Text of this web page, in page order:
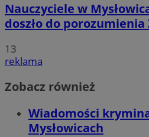
Nauczyciele w
doszło do porozumienia
13
reklama
Zobacz również
Wiadomości
Mysłowicach